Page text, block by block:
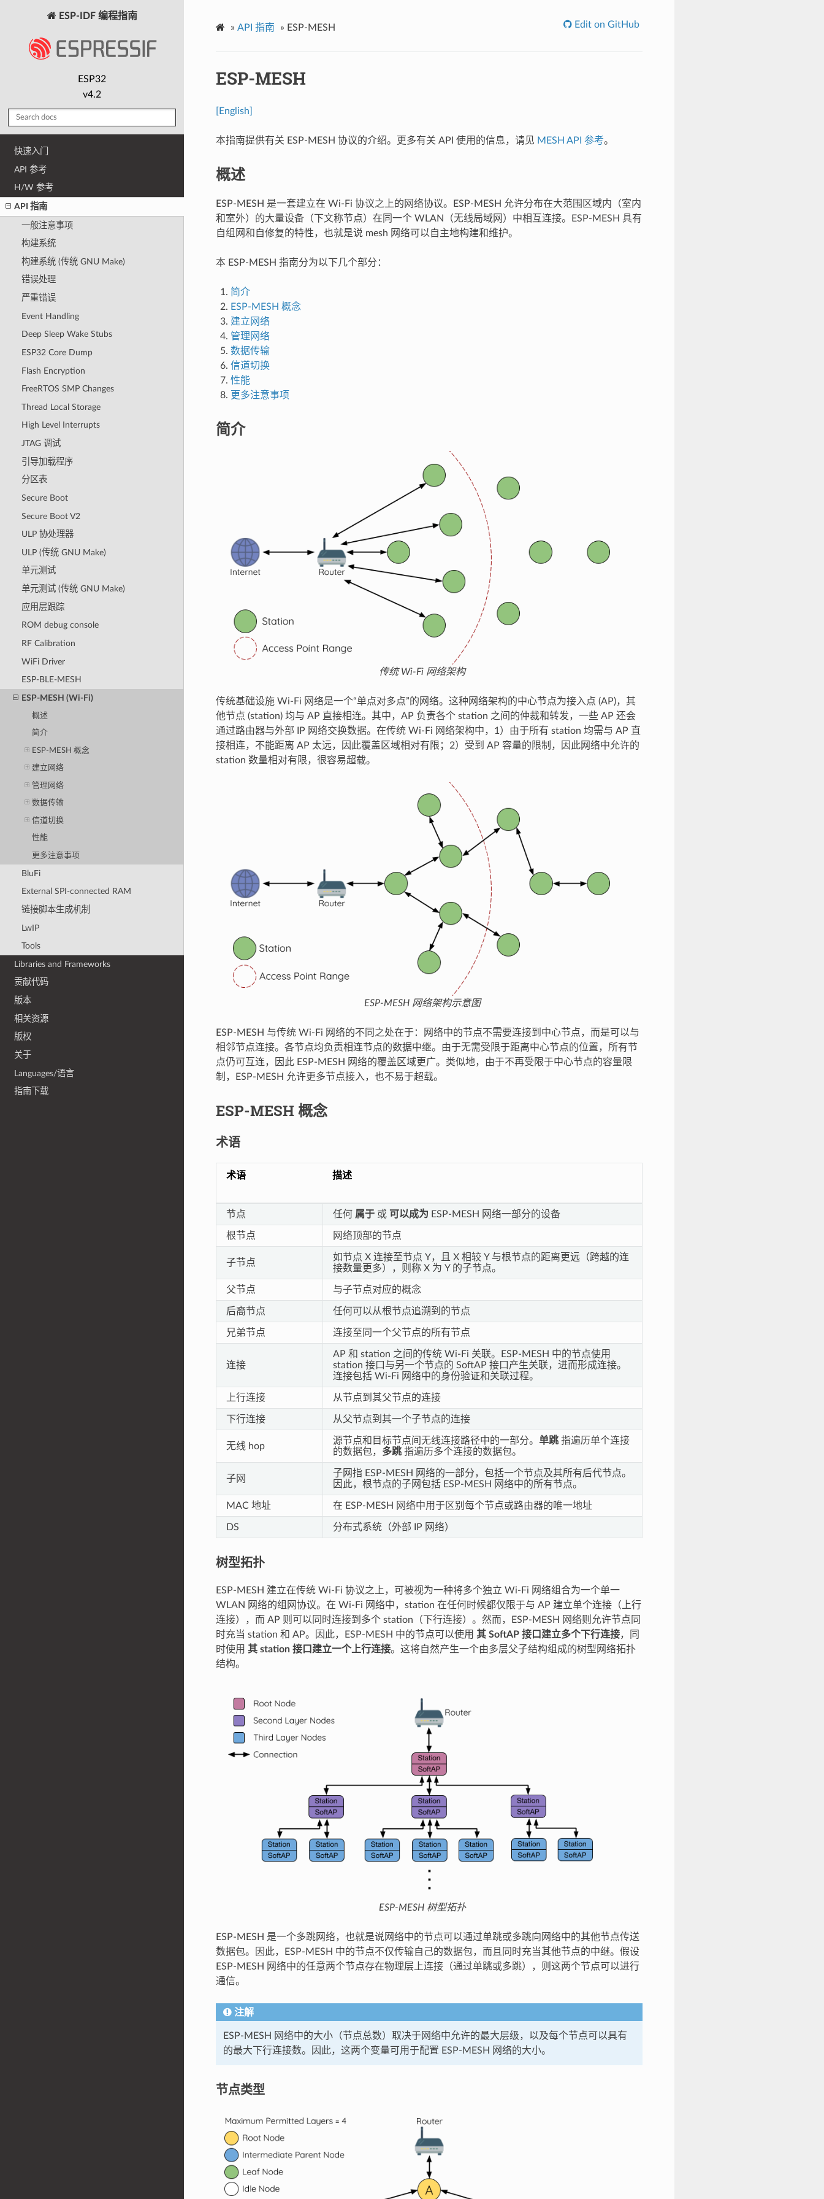
ESP-IDF 编程指南
ESP32
v4.2
快速入门
API 参考
H/W 参考
API 指南
一般注意事项
构建系统
构建系统 (传统 GNU Make)
错误处理
严重错误
Event Handling
Deep Sleep Wake Stubs
ESP32 Core Dump
Flash Encryption
FreeRTOS SMP Changes
Thread Local Storage
High Level Interrupts
JTAG 调试
引导加载程序
分区表
Secure Boot
Secure Boot V2
ULP 协处理器
ULP (传统 GNU Make)
单元测试
单元测试 (传统 GNU Make)
应用层跟踪
ROM debug console
RF Calibration
WiFi Driver
ESP-BLE-MESH
ESP-MESH (Wi-Fi)
概述
简介
ESP-MESH 概念
建立网络
管理网络
数据传输
信道切换
性能
更多注意事项
BluFi
External SPI-connected RAM
链接脚本生成机制
LwIP
Tools
Libraries and Frameworks
贡献代码
版本
相关资源
版权
关于
Languages/语言
指南下载
» API 指南 » ESP-MESH Edit on GitHub
ESP-MESH
[English]
本指南提供有关 ESP-MESH 协议的介绍。更多有关 API 使用的信息，请见 MESH API 参考。
概述
ESP-MESH 是一套建立在 Wi-Fi 协议之上的网络协议。ESP-MESH 允许分布在大范围区域内（室内
和室外）的大量设备（下文称节点）在同一个 WLAN（无线局域网）中相互连接。ESP-MESH 具有
自组网和自修复的特性，也就是说 mesh 网络可以自主地构建和维护。
本 ESP-MESH 指南分为以下几个部分：
简介
ESP-MESH 概念
建立网络
管理网络
数据传输
信道切换
性能
更多注意事项
简介
传统 Wi-Fi 网络架构
传统基础设施 Wi-Fi 网络是一个“单点对多点”的网络。这种网络架构的中心节点为接入点 (AP)，其
他节点 (station) 均与 AP 直接相连。其中，AP 负责各个 station 之间的仲裁和转发，一些 AP 还会
通过路由器与外部 IP 网络交换数据。在传统 Wi-Fi 网络架构中，1）由于所有 station 均需与 AP 直
接相连，不能距离 AP 太远，因此覆盖区域相对有限；2）受到 AP 容量的限制，因此网络中允许的
station 数量相对有限，很容易超载。
ESP-MESH 网络架构示意图
ESP-MESH 与传统 Wi-Fi 网络的不同之处在于：网络中的节点不需要连接到中心节点，而是可以与
相邻节点连接。各节点均负责相连节点的数据中继。由于无需受限于距离中心节点的位置，所有节
点仍可互连，因此 ESP-MESH 网络的覆盖区域更广。类似地，由于不再受限于中心节点的容量限
制，ESP-MESH 允许更多节点接入，也不易于超载。
ESP-MESH 概念
术语
术语 描述
节点 任何 属于或 可以成为 ESP-MESH 网络一部分的设备
根节点 网络顶部的节点
子节点
如节点 X 连接至节点 Y，且 X 相较 Y 与根节点的距离更远（跨越的连
接数量更多），则称 X 为 Y 的子节点。
父节点 与子节点对应的概念
后裔节点 任何可以从根节点追溯到的节点
兄弟节点 连接至同一个父节点的所有节点
连接
AP 和 station 之间的传统 Wi-Fi 关联。ESP-MESH 中的节点使用
station 接口与另一个节点的 SoftAP 接口产生关联，进而形成连接。
连接包括 Wi-Fi 网络中的身份验证和关联过程。
上行连接 从节点到其父节点的连接
下行连接 从父节点到其一个子节点的连接
无线 hop
源节点和目标节点间无线连接路径中的一部分。 单跳指遍历单个连接
的数据包， 多跳指遍历多个连接的数据包。
子网
子网指 ESP-MESH 网络的一部分，包括一个节点及其所有后代节点。
因此，根节点的子网包括 ESP-MESH 网络中的所有节点。
MAC 地址 在 ESP-MESH 网络中用于区别每个节点或路由器的唯一地址
DS 分布式系统（外部 IP 网络）
树型拓扑
ESP-MESH 建立在传统 Wi-Fi 协议之上，可被视为一种将多个独立 Wi-Fi 网络组合为一个单一
WLAN 网络的组网协议。在 Wi-Fi 网络中，station 在任何时候都仅限于与 AP 建立单个连接（上行
连接），而 AP 则可以同时连接到多个 station（下行连接）。然而，ESP-MESH 网络则允许节点同
时充当 station 和 AP。因此，ESP-MESH 中的节点可以使用 其 SoftAP 接口建立多个下行连接，同
时使用 其 station 接口建立一个上行连接。这将自然产生一个由多层父子结构组成的树型网络拓扑
结构。
ESP-MESH 树型拓扑
ESP-MESH 是一个多跳网络，也就是说网络中的节点可以通过单跳或多跳向网络中的其他节点传送
数据包。因此，ESP-MESH 中的节点不仅传输自己的数据包，而且同时充当其他节点的中继。假设
ESP-MESH 网络中的任意两个节点存在物理层上连接（通过单跳或多跳），则这两个节点可以进行
通信。
注解
ESP-MESH 网络中的大小（节点总数）取决于网络中允许的最大层级，以及每个节点可以具有
的最大下行连接数。因此，这两个变量可用于配置 ESP-MESH 网络的大小。
节点类型